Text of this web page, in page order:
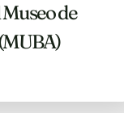
Museo de